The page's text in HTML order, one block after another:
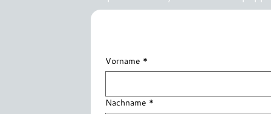
Vorname *
Nachname *